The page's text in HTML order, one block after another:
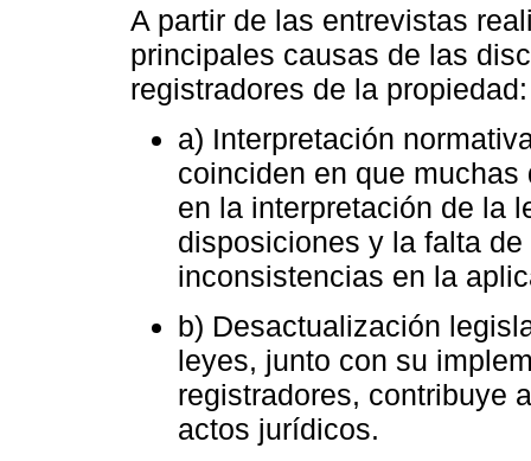
A partir de las entrevistas
principales causas de las
registradores de la propiedad:
a) Interpretación
coinciden en que
en la interpretación de la
disposiciones y la falta
inconsistencias en la
b) Desactualización
leyes, junto con su
registradores, contribuye
actos jurídicos.